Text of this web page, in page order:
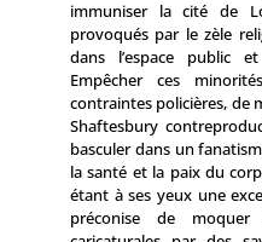
immuniser la cité de
provoqués par le zèle
dans l’espace public
Empêcher ces
contraintes policières, de
Shaftesbury
basculer dans un
la santé et la paix du
étant à ses yeux une
préconise de